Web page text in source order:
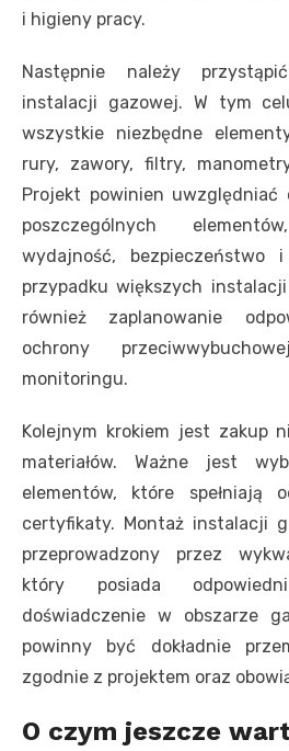
i higieny pracy.
Następnie należy
instalacji gazowej. W tym
wszystkie niezbędne
rury, zawory, filtry,
Projekt powinien uwzględniać
poszczególnych
wydajność, bezpieczeństwo i
przypadku większych
również zaplanowanie
ochrony
monitoringu.
Kolejnym krokiem jest zakup
materiałów. Ważne jest
elementów, które spełniają
certyfikaty. Montaż instalacji
przeprowadzony przez
który posiada
doświadczenie w obszarze
powinny być dokładnie
zgodnie z projektem oraz
O czym jeszcze